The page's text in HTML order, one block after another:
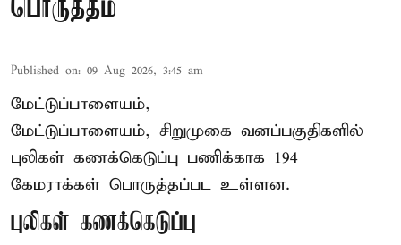
பொருத்தம்
Published on: 09 Aug 2026, 3:45 am
மேட்டுப்பாளையம்,
மேட்டுப்பாளையம், சிறுமுகை வனப்பகுதிகளில்
புலிகள் கணக்கெடுப்பு பணிக்காக 194
கேமராக்கள் பொருத்தப்பட உள்ளன.
புலிகள் கணக்கெடுப்பு